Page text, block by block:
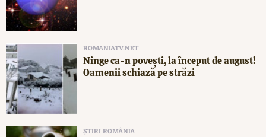
ROMANIATV.NET
Ninge ca-n povești, la început de august!
Oamenii schiază pe străzi
ȘTIRI ROMÂNIA